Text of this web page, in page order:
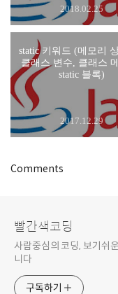
2018.02.25
static 키워드 (메모리 상
클래스 변수, 클래스
static 블록)
2017.12.29
Comments
빨간색코딩
사람중심의 코딩, 보기쉬
니다
구독하기